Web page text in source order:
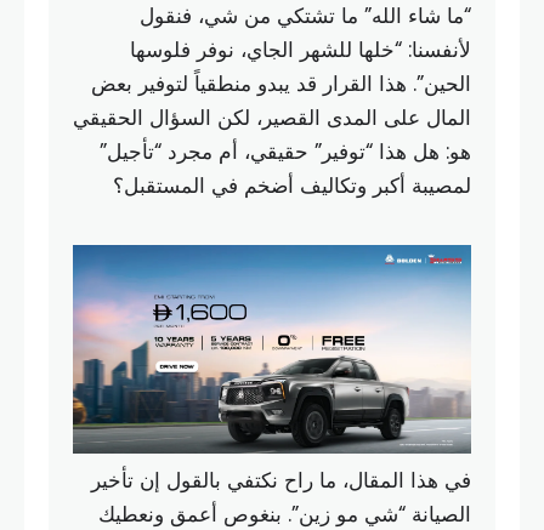
“ما شاء الله” ما تشتكي من شي، فنقول
لأنفسنا: “خلها للشهر الجاي، نوفر فلوسها
الحين”. هذا القرار قد يبدو منطقياً لتوفير بعض
المال على المدى القصير، لكن السؤال الحقيقي
هو: هل هذا “توفير” حقيقي، أم مجرد “تأجيل”
لمصيبة أكبر وتكاليف أضخم في المستقبل؟
في هذا المقال، ما راح نكتفي بالقول إن تأخير
الصيانة “شي مو زين”. بنغوص أعمق ونعطيك